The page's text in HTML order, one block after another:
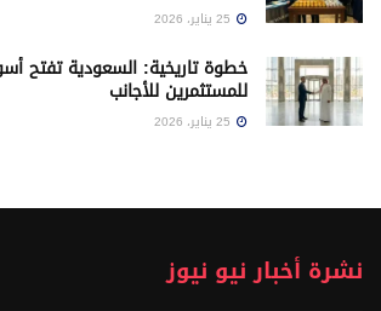
خطوة تاريخية: السعودية تفتح
للمستثمرين للأجانب
نشرة أخبار نيو نيوز